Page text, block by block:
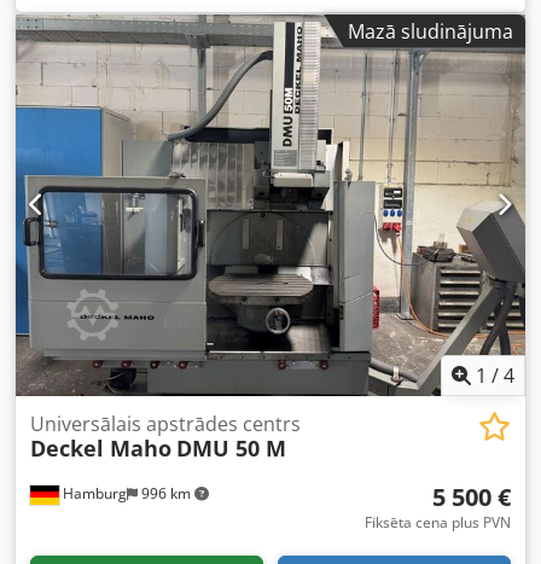
Steute, drošības kāju slēdzis ar 1 pedāli -Tips: GFS
1SD1Övd -Artikula numurs: 81.2.25.001 -Metāla korpuss: ar
aizsargkorpusu, alumīnija liešana -Izmēri: 300/160/A135
mm -Svars: 1,2 kg
Mazā sludinājuma
1 /4
Hamburg 996 km
Universālais apstrādes centrs
Deckel Maho DMU 50 M
5 500 €
Fiksēta cena plus PVN